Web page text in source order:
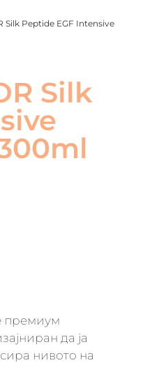
Silk Peptide EGF Intensive
Silk
премиум
да ја
нивото на